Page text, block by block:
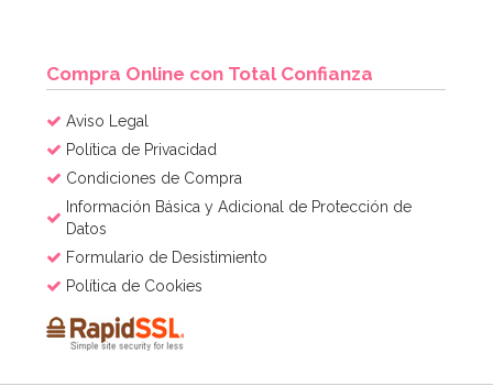
AÑADIR
Compra Online con Total Confianza
Aviso Legal
Política de Privacidad
Condiciones de Compra
Información Básica y Adicional de Protección de
Datos
Formulario de Desistimiento
Política de Cookies